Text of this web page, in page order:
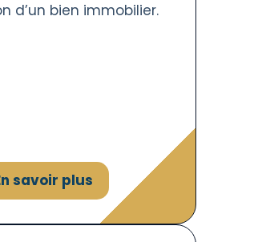
d’un bien immobilier.
savoir plus